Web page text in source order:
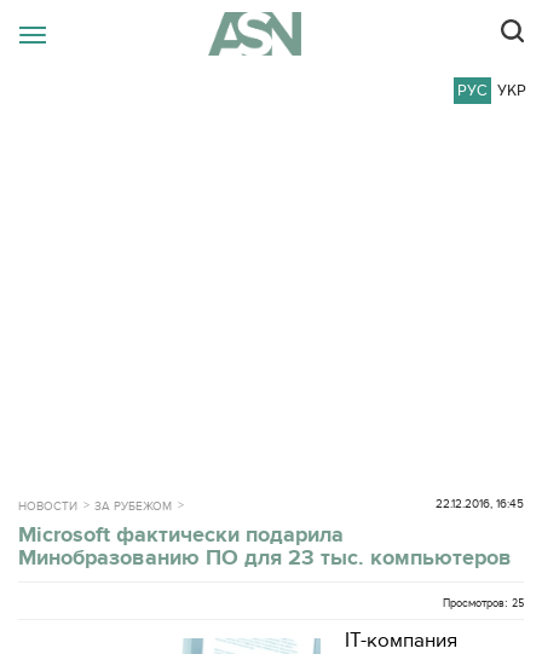
РУС УКР
НОВОСТИ ЗА РУБЕЖОМ 22.12.2016, 16:45
Microsoft фактически подарила
Минобразованию ПО для 23 тыс. компьютеров
Просмотров: 25
IT-компания